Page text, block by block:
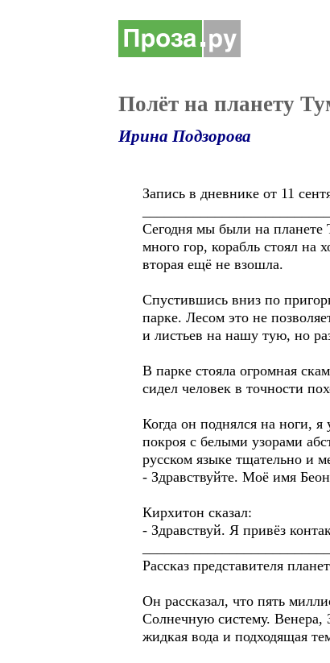
Полёт на планету
Ирина Подзорова
Запись в дневнике от 11
Сегодня мы были на планете
много гор, корабль стоял на
вторая ещё не взошла.
Спустившись вниз по
парке. Лесом это не
и листьев на нашу тую, но
В парке стояла огромная
сидел человек в точности
Когда он поднялся на ноги,
покроя с белыми узорами
русском языке тщательно и
- Здравствуйте. Моё имя
Кирхитон сказал:
- Здравствуй. Я привёз
Рассказ представителя
Он рассказал, что пять
Солнечную систему. Венера,
жидкая вода и подходящая